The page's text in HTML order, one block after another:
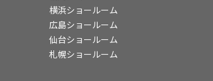
横浜ショールーム
広島ショールーム
仙台ショールーム
札幌ショールーム